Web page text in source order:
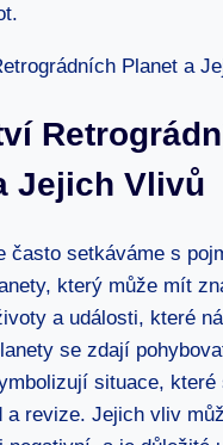
Jejich Vlivů
často setkáváme s
který může mít
a události, které
se zdají
situace,
a revize. Jejich vliv